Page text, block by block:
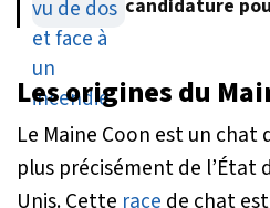
candidature
Les origines du
Le Maine Coon est un chat
plus précisément de l’État
Unis. Cette race de chat